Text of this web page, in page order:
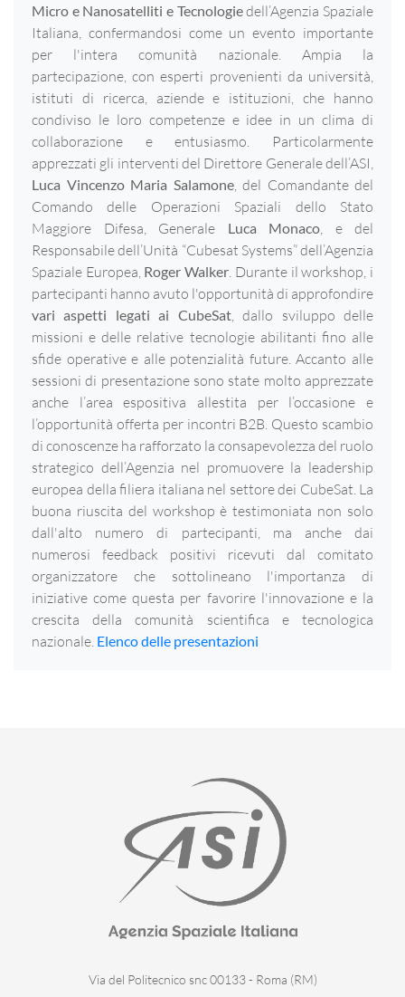
Micro e Nanosatelliti e Tecnologiedell’Agenzia Spaziale
Italiana, confermandosi come un evento importante
per l'intera comunità nazionale. Ampia la
partecipazione, con esperti provenienti da università,
istituti di ricerca, aziende e istituzioni, che hanno
condiviso le loro competenze e idee in un clima di
collaborazione e entusiasmo. Particolarmente
apprezzati gli interventi del Direttore Generale dell’ASI,
Luca Vincenzo Maria Salamone, del Comandante del
Comando delle Operazioni Spaziali dello Stato
Maggiore Difesa, Generale
Luca Monaco, e del
Responsabile dell’Unità “Cubesat Systems” dell’Agenzia
Spaziale Europea, Roger Walker. Durante il workshop, i
partecipanti hanno avuto l'opportunità di approfondire
vari aspetti legati ai CubeSat, dallo sviluppo delle
missioni e delle relative tecnologie abilitanti fino alle
sfide operative e alle potenzialità future. Accanto alle
sessioni di presentazione sono state molto apprezzate
anche l’area espositiva allestita per l’occasione e
l’opportunità offerta per incontri B2B. Questo scambio
di conoscenze ha rafforzato la consapevolezza del ruolo
strategico dell’Agenzia nel promuovere la leadership
europea della filiera italiana nel settore dei CubeSat. La
buona riuscita del workshop è testimoniata non solo
dall'alto numero di partecipanti, ma anche dai
numerosi feedback positivi ricevuti dal comitato
organizzatore che sottolineano l'importanza di
iniziative come questa per favorire l'innovazione e la
crescita della comunità scientifica e tecnologica
nazionale. Elenco delle presentazioni
Via del Politecnico snc 00133 - Roma (RM)